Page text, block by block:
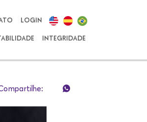
LOGIN
INTEGRIDADE